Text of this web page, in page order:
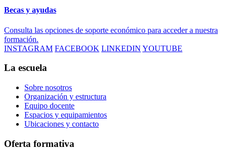
Becas y ayudas
Consulta las opciones de soporte económico para acceder a nuestra
formación.
INSTAGRAM FACEBOOK LINKEDIN YOUTUBE
La escuela
Sobre nosotros
Organización y estructura
Equipo docente
Espacios y equipamientos
Ubicaciones y contacto
Oferta formativa